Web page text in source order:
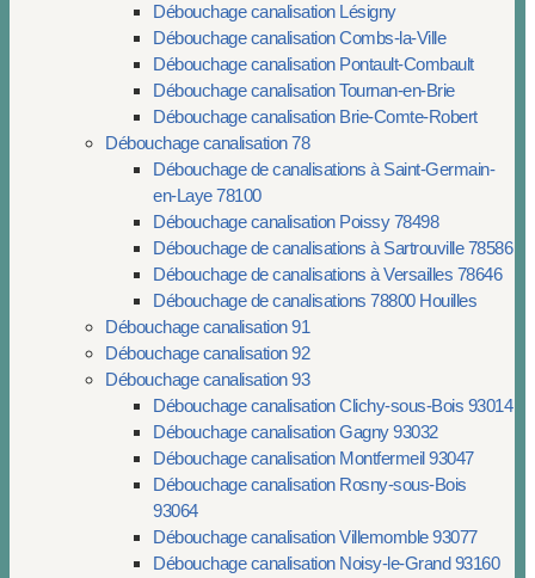
Débouchage canalisation Lésigny
Débouchage canalisation Combs-la-Ville
Débouchage canalisation Pontault-Combault
Débouchage canalisation Tournan-en-Brie
Débouchage canalisation Brie-Comte-Robert
Débouchage canalisation 78
Débouchage de canalisations à Saint-Germain-
en-Laye 78100
Débouchage canalisation Poissy 78498
Débouchage de canalisations à Sartrouville 78586
Débouchage de canalisations à Versailles 78646
Débouchage de canalisations 78800 Houilles
Débouchage canalisation 91
Débouchage canalisation 92
Débouchage canalisation 93
Débouchage canalisation Clichy-sous-Bois 93014
Débouchage canalisation Gagny 93032
Débouchage canalisation Montfermeil 93047
Débouchage canalisation Rosny-sous-Bois
93064
Débouchage canalisation Villemomble 93077
Débouchage canalisation Noisy-le-Grand 93160